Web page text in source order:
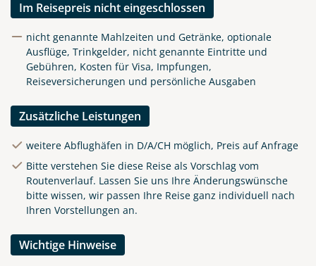
Im Reisepreis nicht eingeschlossen
nicht genannte Mahlzeiten und Getränke, optionale
Ausflüge, Trinkgelder, nicht genannte Eintritte und
Gebühren, Kosten für Visa, Impfungen,
Reiseversicherungen und persönliche Ausgaben
Zusätzliche Leistungen
weitere Abflughäfen in D/A/CH möglich, Preis auf Anfrage
Bitte verstehen Sie diese Reise als Vorschlag vom
Routenverlauf. Lassen Sie uns Ihre Änderungswünsche
bitte wissen, wir passen Ihre Reise ganz individuell nach
Ihren Vorstellungen an.
Wichtige Hinweise